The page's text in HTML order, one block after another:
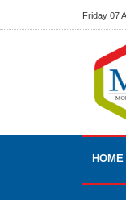
Friday 07
HOME